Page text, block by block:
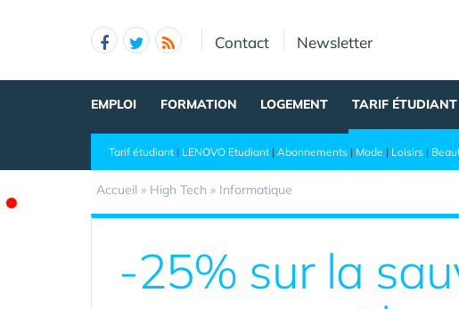
Contact Newsletter
EMPLOI FORMATION LOGEMENT TARIF ÉTUDIANT
Tarif étudiant | LENOVO Etudiant | Abonnements | Mode | Loisirs |
Accueil » High Tech » Informatique
-25% sur la